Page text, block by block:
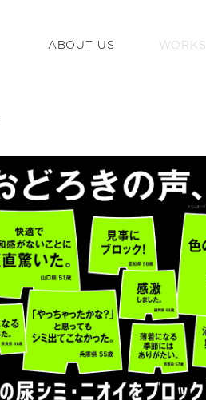
ABOUT US WORKS